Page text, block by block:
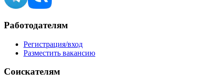
Работодателям
Регистрация/вход
Разместить вакансию
Соискателям